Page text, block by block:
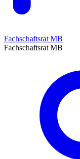
Fachschaftsrat MB
Fachschaftsrat MB